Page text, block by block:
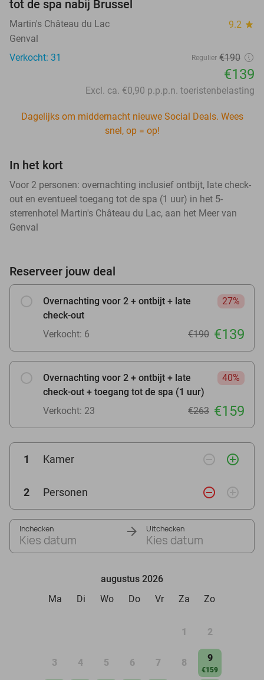
tot de spa nabij Brussel
Martin's Château du Lac 9.2 star
Genval
Verkocht: 31
Regulier €190
€139
Excl. ca. €0,90 p.p.p.n. toeristenbelasting
Dagelijks om middernacht nieuwe Social Deals. Wees
snel, op = op!
In het kort
Voor 2 personen: overnachting inclusief ontbijt, late check-
out en eventueel toegang tot de spa (1 uur) in het 5-
sterrenhotel Martin's Château du Lac, aan het Meer van
Genval
Reserveer jouw deal
Overnachting voor 2 + ontbijt + late
check-out
27%
Verkocht: 6 €190 €139
Overnachting voor 2 + ontbijt + late
check-out + toegang tot de spa (1 uur)
40%
Verkocht: 23 €263 €159
1 Kamer remove_circle_outline add_circle_outline
2 Personen remove_circle_outline add_circle_outline
Inchecken
Kies datum
Uitchecken
Kies datum
augustus 2026
Ma
Di Wo Do Vr Za Zo
1 2
3 4 5 6 7 8 9
€159